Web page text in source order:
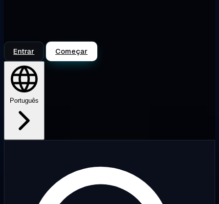
Entrar Começar
Português